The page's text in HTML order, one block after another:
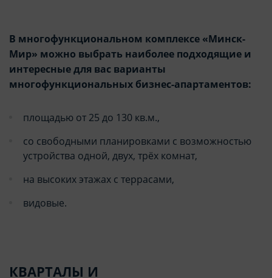
В многофункциональном комплексе «Минск-
Мир» можно выбрать наиболее подходящие и
интересные для вас варианты
многофункциональных бизнес-апартаментов:
площадью от 25 до 130 кв.м.,
со свободными планировками с возможностью
устройства одной, двух, трёх комнат,
на высоких этажах с террасами,
видовые.
КВАРТАЛЫ И